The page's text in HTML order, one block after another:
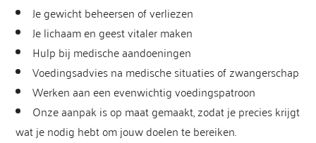
Je gewicht beheersen of verliezen
Je lichaam en geest vitaler maken
Hulp bij medische aandoeningen
Voedingsadvies na medische situaties of zwangerschap
Werken aan een evenwichtig voedingspatroon
Onze aanpak is op maat gemaakt, zodat je precies krijgt
wat je nodig hebt om jouw doelen te bereiken.